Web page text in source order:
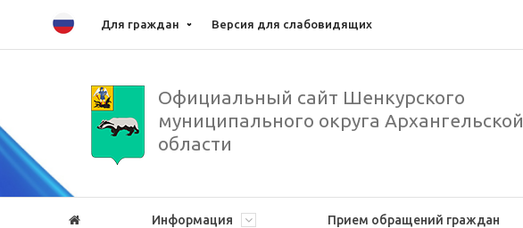
Для граждан Версия для слабовидящих
Официальный сайт Шенкурского
муниципального округа Архангельской
области
Информация
Прием обращений граждан